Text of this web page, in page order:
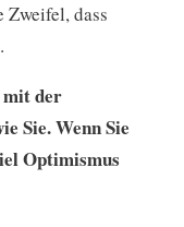
Zweifel, dass
mit der
Sie. Wenn Sie
Optimismus